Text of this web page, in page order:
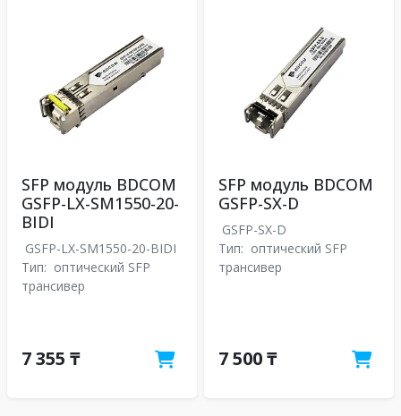
SFP модуль BDCOM
GSFP-LX-SM1550-20-
BIDI
GSFP-LX-SM1550-20-BIDI
Тип: оптический SFP
трансивер
7 355 ₸
SFP модуль BDCOM
GSFP-SX-D
GSFP-SX-D
Тип: оптический SFP
трансивер
7 500 ₸